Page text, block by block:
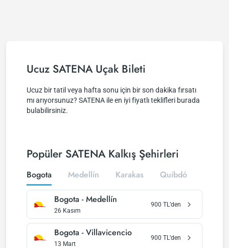
Ucuz SATENA Uçak Bileti
Ucuz bir tatil veya hafta sonu için bir son dakika fırsatı
mı arıyorsunuz? SATENA ile en iyi fiyatlı teklifleri burada
bulabilirsiniz.
Popüler SATENA Kalkış Şehirleri
Bogota Medellín Karakas Quibdó
Bogota -Medellín
26 Kasım
900 TL’den
Bogota -Villavicencio
13 Mart
900 TL’den